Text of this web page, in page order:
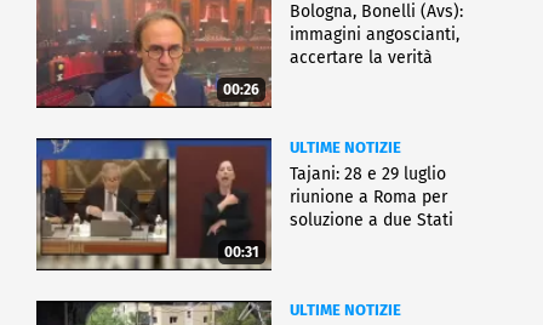
00:26
Bologna, Bonelli (Avs):
immagini angoscianti,
accertare la verità
00:31
ULTIME NOTIZIE
Tajani: 28 e 29 luglio
riunione a Roma per
soluzione a due Stati
ULTIME NOTIZIE